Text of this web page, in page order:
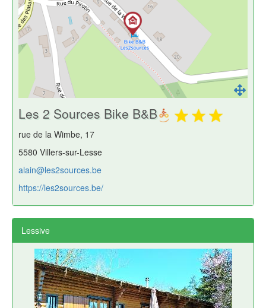
Les 2 Sources Bike B&B
rue de la Wimbe, 17
5580 Villers-sur-Lesse
alain@les2sources.be
https://les2sources.be/
Lessive